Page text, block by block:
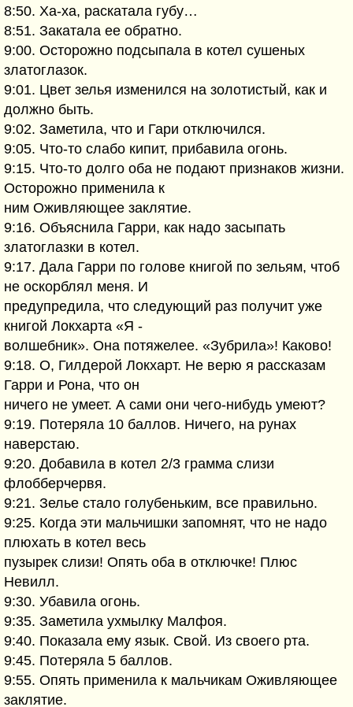
8:50. Ха-ха, раскатала губу…
8:51. Закатала ее обратно.
9:00. Осторожно подсыпала в котел сушеных
златоглазок.
9:01. Цвет зелья изменился на золотистый, как и
должно быть.
9:02. Заметила, что и Гари отключился.
9:05. Что-то слабо кипит, прибавила огонь.
9:15. Что-то долго оба не подают признаков жизни.
Осторожно применила к
ним Оживляющее заклятие.
9:16. Объяснила Гарри, как надо засыпать
златоглазки в котел.
9:17. Дала Гарри по голове книгой по зельям, чтоб
не оскорблял меня. И
предупредила, что следующий раз получит уже
книгой Локхарта «Я -
волшебник». Она потяжелее. «Зубрила»! Каково!
9:18. О, Гилдерой Локхарт. Не верю я рассказам
Гарри и Рона, что он
ничего не умеет. А сами они чего-нибудь умеют?
9:19. Потеряла 10 баллов. Ничего, на рунах
наверстаю.
9:20. Добавила в котел 2/3 грамма слизи
флобберчервя.
9:21. Зелье стало голубеньким, все правильно.
9:25. Когда эти мальчишки запомнят, что не надо
плюхать в котел весь
пузырек слизи! Опять оба в отключке! Плюс
Невилл.
9:30. Убавила огонь.
9:35. Заметила ухмылку Малфоя.
9:40. Показала ему язык. Свой. Из своего рта.
9:45. Потеряла 5 баллов.
9:55. Опять применила к мальчикам Оживляющее
заклятие.